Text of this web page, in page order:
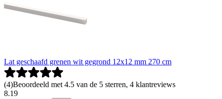
Lat geschaafd grenen wit gegrond 12x12 mm 270 cm
(4)Beoordeeld met 4.5 van de 5 sterren, 4 klantreviews
8.19